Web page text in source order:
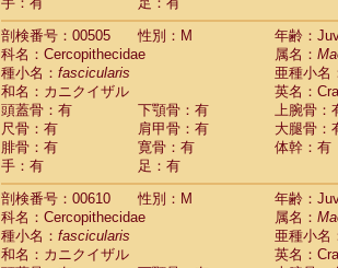
剖検番号：00505
性別：M
年齢：
科名：Cercopithecidae
属名：
種小名： fascicularis
亜種小名
和名：カニクイザル
英名：
頭蓋骨：有
下顎骨：有
上腕骨：
尺骨：有
肩甲骨：有
大腿骨：
腓骨：有
寛骨：有
体幹：有
手：有
足：有
剖検番号：00610
性別：M
年齢：
科名：Cercopithecidae
属名：
種小名： fascicularis
亜種小名
和名：カニクイザル
英名：